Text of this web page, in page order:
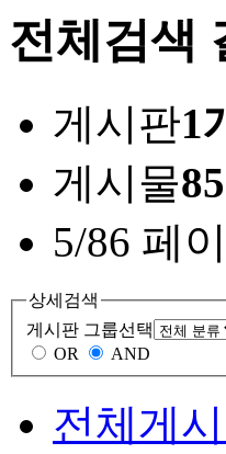
전체검색
게시판1
게시물
5/86 페
상세검색
게시판 그룹선택
OR
AND
전체게